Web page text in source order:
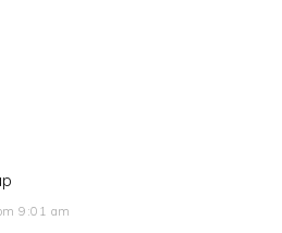
9:01 am